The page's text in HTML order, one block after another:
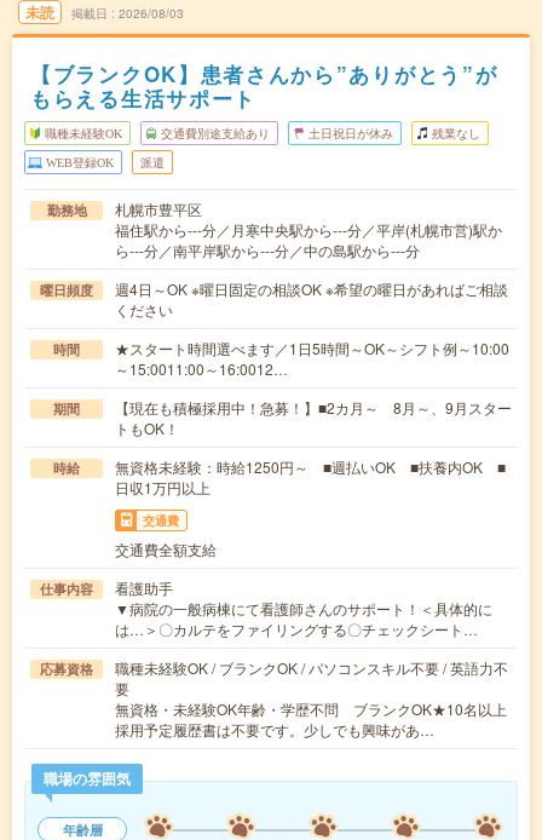
未読 掲載日 2026/08/03
【ブランクOK】患者さんから”ありがとう”が
もらえる生活サポート
職種未経験OK 交通費別途支給あり 土日祝日が休み 残業なし
WEB登録OK 派遣
勤務地
札幌市豊平区
福住駅から---分／月寒中央駅から---分／平岸(札幌市営)駅か
ら---分／南平岸駅から---分／中の島駅から---分
曜日頻度
週4日～OK ※曜日固定の相談OK ※希望の曜日があればご相談
ください
時間
★スタート時間選べます／1日5時間～OK～シフト例～10:00
～15:0011:00～16:0012…
期間
【現在も積極採用中！急募！】■2カ月～ 8月～、9月スター
トもOK！
時給
無資格未経験：時給1250円～ ■週払いOK ■扶養内OK ■
日収1万円以上
交通費
交通費全額支給
仕事内容
看護助手
▼病院の一般病棟にて看護師さんのサポート！＜具体的に
は…＞〇カルテをファイリングする〇チェックシート…
応募資格
職種未経験OK / ブランクOK / パソコンスキル不要 / 英語力不
要
無資格・未経験OK年齢・学歴不問 ブランクOK★10名以上
採用予定履歴書は不要です。少しでも興味があ…
職場の雰囲気
年齢層